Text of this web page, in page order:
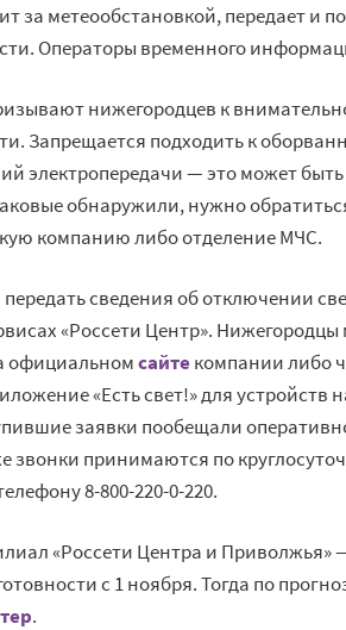
за метеообстановкой, передает и
Операторы временного
нижегородцев к
Запрещается подходить к
электропередачи — это может
обнаружили, нужно
компанию либо отделение МЧС.
сведения об отключении
«Россети Центр». Нижегородцы
официальномсайтекомпании либо
«Есть свет!» для устройств
заявки пообещали
звонки принимаются по
8-800-220-0-220.
«Россети Центра и Приволжья»
с 1 ноября. Тогда по
.